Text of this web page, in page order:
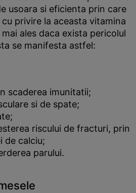
usoara si eficienta prin care
privire la aceasta vitamina
ales daca exista pericolul
se manifesta astfel:
scaderea imunitatii;
si de spate;
riscului de fracturi, prin
de calciu;
parului.